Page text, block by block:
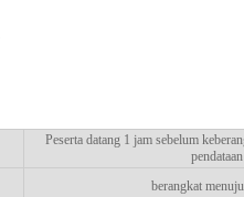
Peserta datang 1 jam sebelum
berangkat